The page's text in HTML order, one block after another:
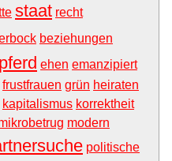
staat recht
beziehungen
ehen emanzipiert
frustfrauen grün heiraten
kapitalismus korrektheit
modern
politische